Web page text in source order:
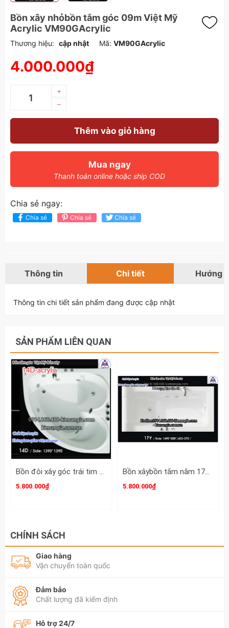
Bồn xây nhỏbồn tắm góc 09m Việt Mỹ
Acrylic VM90GAcrylic
Thương hiệu: cập nhật Mã: VM90GAcrylic
4.000.000₫
–
+
Thêm vào giỏ hàng
Mua ngay
Thanh toán online hoặc ship COD
Chia sẻ ngay:
Chia sẻ Chia sẻ Chia sẻ
Thông tin Chi tiết Hướng
Thông tin chi tiết sản phẩm đang được cập nhật
SẢN PHẨM LIÊN QUAN
Bồn đôi xây góc trái tim Việt Mỹ Acrylic VM14DAcrylic
5.800.000₫
Bồn xâybồn tắm nằm 17m Việt Mỹ Acrylic-17Y
5.800.000₫
CHÍNH SÁCH
Giao hàng
Vận chuyển toàn quốc
Đảm bảo
Chất lượng đã kiểm định
Hỗ trợ 24/7